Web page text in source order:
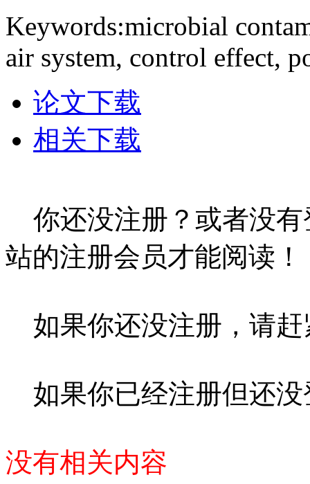
Keywords:microbial
air system, control effect,
论文下载
相关下载
你还没注册？或者没有
站的注册会员才能阅读！
如果你还没注册，请赶
如果你已经注册但还没
没有相关内容